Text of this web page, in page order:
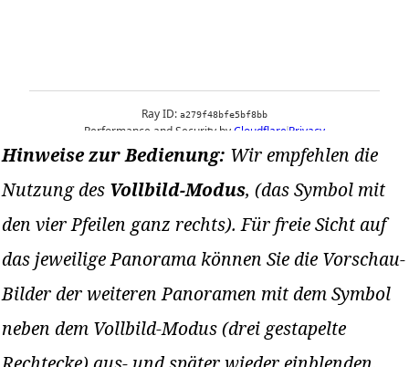
Hinweise zur Bedienung: Wir empfehlen die
Nutzung des Vollbild-Modus‚ (das Symbol mit
den vier Pfeilen ganz rechts). Für freie Sicht auf
das jeweilige Panorama können Sie die Vorschau-
Bilder der weiteren Panoramen mit dem Symbol
neben dem Vollbild-Modus (drei gestapelte